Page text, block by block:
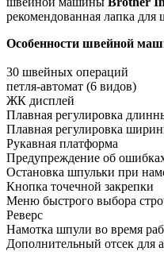
рекомендованная лапка для
Особенности швейной
30 швейных операций
петля-автомат (6 видов)
ЖК дисплей
Плавная регулировка
Плавная регулировка
Рукавная платформа
Предупреждение об
Остановка шпульки при
Кнопка точечной закрепки
Меню быстрого выбора
Реверс
Намотка шпули во время
Дополнительный отсек для